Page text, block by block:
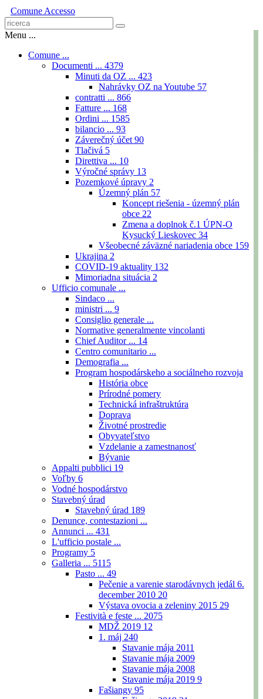
Comune Accesso
Menu ...
Comune ...
Documenti ... 4379
Minuti da OZ ... 423
Nahrávky OZ na Youtube 57
contratti ... 866
Fatture ... 168
Ordini ... 1585
bilancio ... 93
Záverečný účet 90
Tlačivá 5
Direttiva ... 10
Výročné správy 13
Pozemkové úpravy 2
Územný plán 57
Koncept riešenia - územný plán
obce 22
Zmena a doplnok č.1 ÚPN-O
Kysucký Lieskovec 34
Všeobecné záväzné nariadenia obce 159
Ukrajina 2
COVID-19 aktuality 132
Mimoriadna situácia 2
Ufficio comunale ...
Sindaco ...
ministri ... 9
Consiglio generale ...
Normative generalmente vincolanti
Chief Auditor ... 14
Centro comunitario ...
Demografia ...
Program hospodárskeho a sociálneho rozvoja
História obce
Prírodné pomery
Technická infraštruktúra
Doprava
Životné prostredie
Obyvateľstvo
Vzdelanie a zamestnanosť
Bývanie
Appalti pubblici 19
Voľby 6
Vodné hospodárstvo
Stavebný úrad
Stavebný úrad 189
Denunce, contestazioni ...
Annunci ... 431
L'ufficio postale ...
Programy 5
Galleria ... 5115
Pasto ... 49
Pečenie a varenie starodávnych jedál 6.
december 2010 20
Výstava ovocia a zeleniny 2015 29
Festività e feste ... 2075
MDŽ 2019 12
1. máj 240
Stavanie mája 2011
Stavanie mája 2009
Stavanie mája 2008
Stavanie mája 2019 9
Fašiangy 95